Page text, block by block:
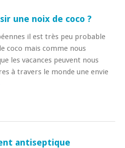
une noix de coco ?
il est très peu probable
coco mais comme nous
les vacances peuvent nous
à travers le monde une envie
antiseptique